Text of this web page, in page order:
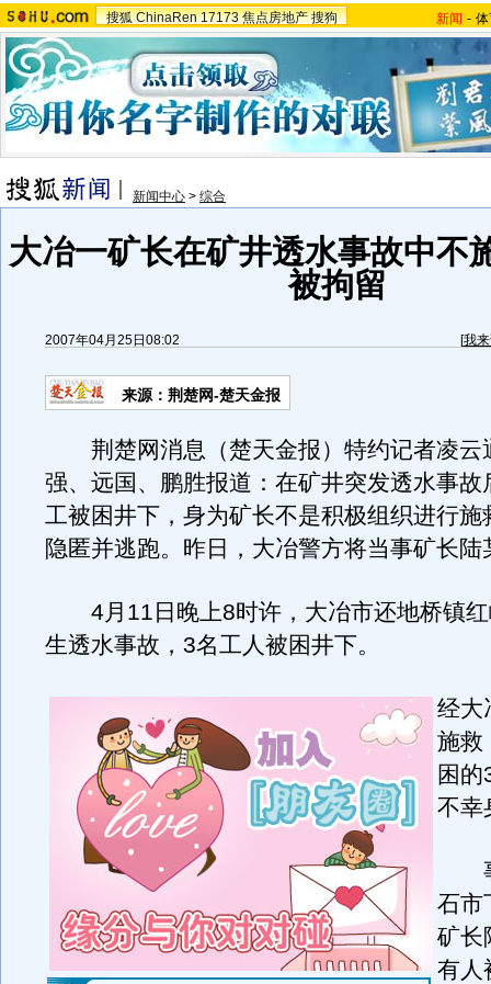
搜狐 ChinaRen 17173 焦点房地产 搜狗 新闻 -
新闻中心 > 综合
大冶一矿长在矿井透水事故中不
被拘留
2007年04月25日08:02 [我
来源：荆楚网-楚天金报
荆楚网消息（楚天金报）特约记者凌云
强、远国、鹏胜报道：在矿井突发透水事故
工被困井下，身为矿长不是积极组织进行施
隐匿并逃跑。昨日，大冶警方将当事矿长陆
4月11日晚上8时许，大冶市还地桥镇红
生透水事故，3名工人被困井下。
经大
施救
困
不幸
事
石市
矿长
有人